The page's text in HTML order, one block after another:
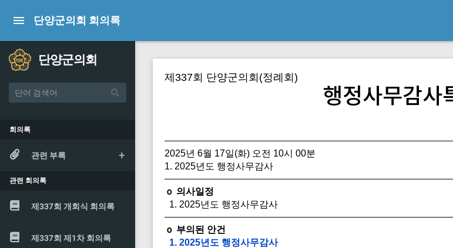
단양군의회 회의록
단양군의회
회의록
관련 부록
관련 회의록
제337회 개회식 회의록
제337회 제1차 회의록
제337회 단양군의회(정례회)
행정사무감사
2025년 6월 17일(화) 오전 10시 00분
1. 2025년도 행정사무감사
ｏ 의사일정
1. 2025년도 행정사무감사
ｏ 부의된 안건
1. 2025년도 행정사무감사